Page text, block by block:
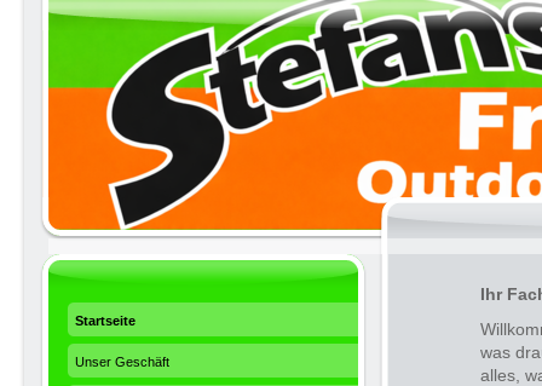
Ihr
was
alles,
Startseite
Unser Geschäft